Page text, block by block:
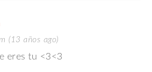
(13 años ago)
eres tu <3<3